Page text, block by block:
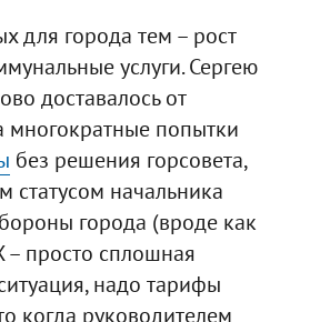
для города тем – рост
услуги. Сергею
доставалось от
многократные попытки
без решения горсовета,
статусом начальника
города (вроде как
– просто сплошная
надо тарифы
когда руководителем